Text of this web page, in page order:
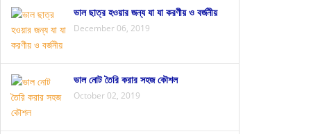
ভাল ছাত্র হওয়ার জন্য যা যা করণীয় ও বর্জনীয়
December 06, 2019
ভাল নোট তৈরি করার সহজ কৌশল
October 02, 2019